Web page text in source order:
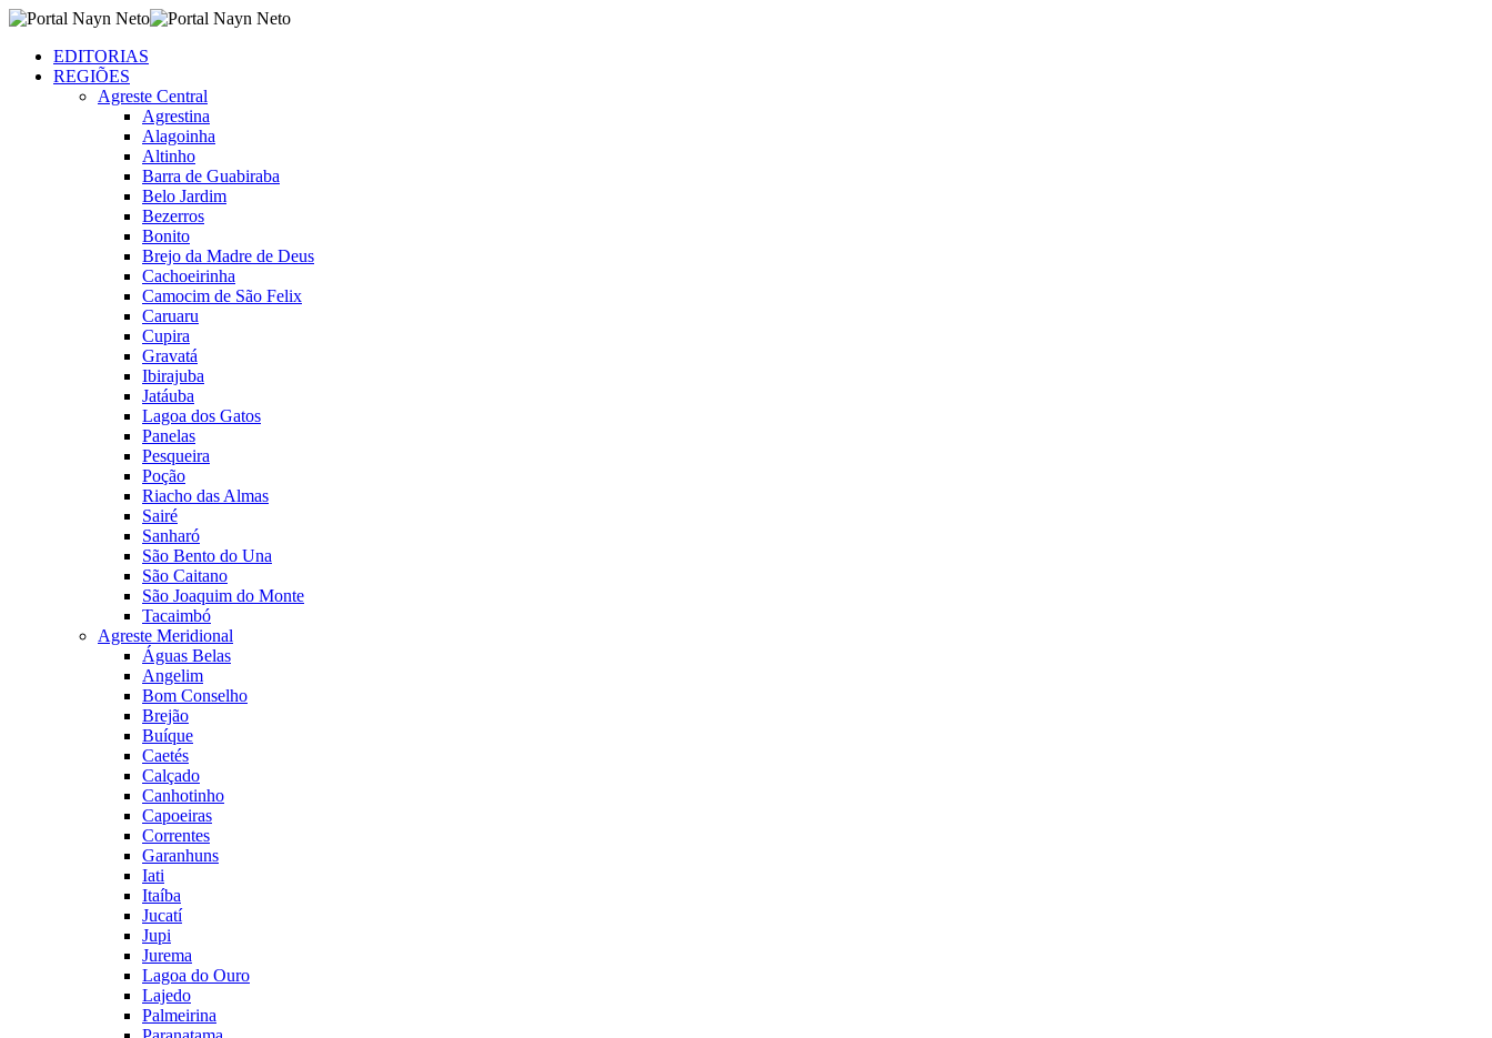
EDITORIAS
REGIÕES
Agreste Central
Agrestina
Alagoinha
Altinho
Barra de Guabiraba
Belo Jardim
Bezerros
Bonito
Brejo da Madre de Deus
Cachoeirinha
Camocim de São Felix
Caruaru
Cupira
Gravatá
Ibirajuba
Jatáuba
Lagoa dos Gatos
Panelas
Pesqueira
Poção
Riacho das Almas
Sairé
Sanharó
São Bento do Una
São Caitano
São Joaquim do Monte
Tacaimbó
Agreste Meridional
Águas Belas
Angelim
Bom Conselho
Brejão
Buíque
Caetés
Calçado
Canhotinho
Capoeiras
Correntes
Garanhuns
Iati
Itaíba
Jucatí
Jupi
Jurema
Lagoa do Ouro
Lajedo
Palmeirina